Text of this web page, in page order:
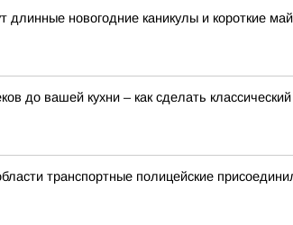
длинные новогодние каникулы и короткие
до вашей кухни – как сделать
транспортные полицейские